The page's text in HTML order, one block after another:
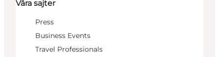
Våra sajter
Press
Business Events
Travel Professionals